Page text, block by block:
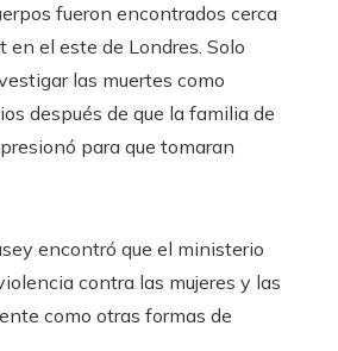
fueron encontrados cerca
en el este de Londres. Solo
las muertes como
después de que la familia de
para que tomaran
encontró que el ministerio
contra las mujeres y las
como otras formas de